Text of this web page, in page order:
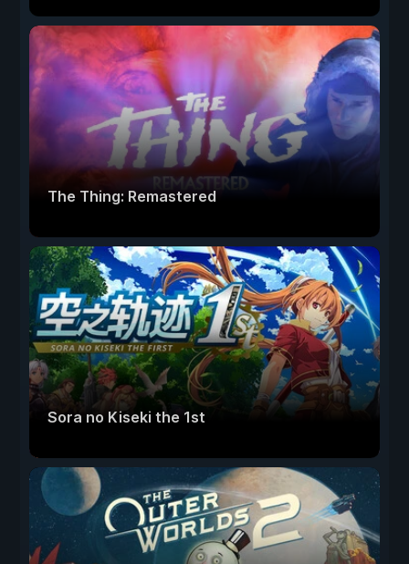
The Thing: Remastered
Sora no Kiseki the 1st